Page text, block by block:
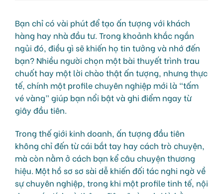
Bạn chỉ có vài phút để tạo ấn tượng với khách
hàng hay nhà đầu tư. Trong khoảnh khắc ngắn
ngủi đó, điều gì sẽ khiến họ tin tưởng và nhớ đến
bạn? Nhiều người chọn một bài thuyết trình trau
chuốt hay một lời chào thật ấn tượng, nhưng thực
tế, chính một profile chuyên nghiệp mới là “tấm
vé vàng” giúp bạn nổi bật và ghi điểm ngay từ
giây đầu tiên.
Trong thế giới kinh doanh, ấn tượng đầu tiên
không chỉ đến từ cái bắt tay hay cách trò chuyện,
mà còn nằm ở cách bạn kể câu chuyện thương
hiệu. Một hồ sơ sơ sài dễ khiến đối tác nghi ngờ về
sự chuyên nghiệp, trong khi một profile tinh tế, nội